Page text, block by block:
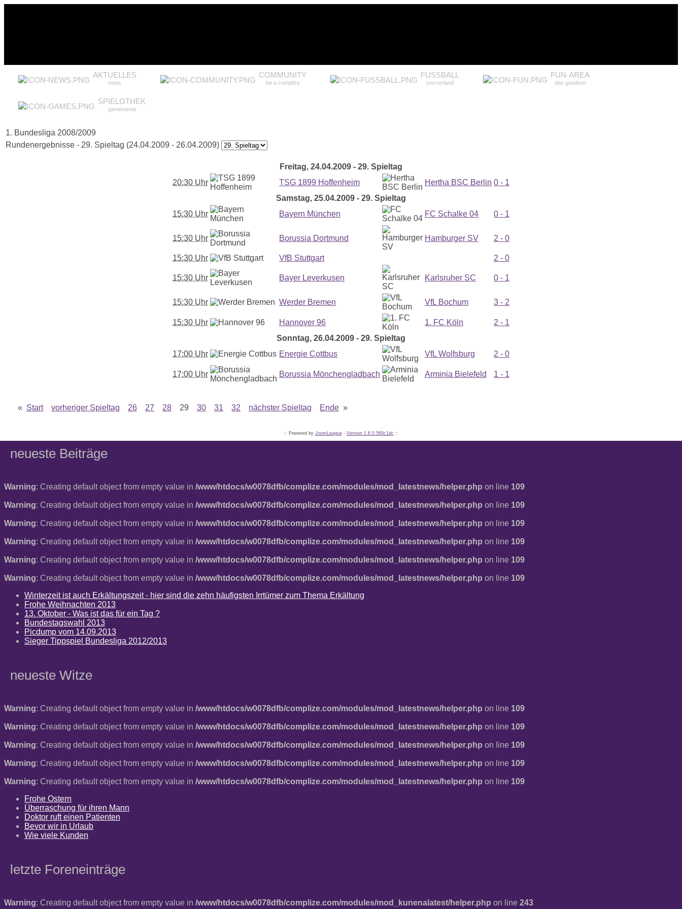
AKTUELLES
news
COMMUNITY
be a complize
FUSSBALL
soccerland
FUN-AREA
das gaudium
SPIELOTHEK
gamesarea
1. Bundesliga 2008/2009
Rundenergebnisse - 29. Spieltag (24.04.2009 - 26.04.2009)
Freitag, 24.04.2009 - 29. Spieltag
20:30 Uhr
TSG 1899 Hoffenheim Hertha BSC Berlin 0 - 1
Samstag, 25.04.2009 - 29. Spieltag
15:30 Uhr
Bayern München FC Schalke 04 0 - 1
15:30 Uhr Borussia Dortmund Hamburger SV 2 - 0
15:30 Uhr VfB Stuttgart 2 - 0
15:30 Uhr Bayer Leverkusen Karlsruher SC 0 - 1
15:30 Uhr Werder Bremen VfL Bochum 3 - 2
15:30 Uhr Hannover 96 1. FC Köln
2 - 1
Sonntag, 26.04.2009 - 29. Spieltag
17:00 Uhr
Energie Cottbus VfL Wolfsburg 2 - 0
17:00 Uhr Borussia Mönchengladbach Arminia Bielefeld 1 - 1
« Start vorheriger Spieltag 26 27 28 29 30 31 32 nächster Spieltag Ende »
:: Powered by JoomLeague- Version 1.6.0.560c1dc ::
neueste Beiträge
Warning: Creating default object from empty value in /www/htdocs/w0078dfb/complize.com/modules/mod_latestnews/helper.php on line 109
Warning: Creating default object from empty value in /www/htdocs/w0078dfb/complize.com/modules/mod_latestnews/helper.php on line 109
Warning: Creating default object from empty value in /www/htdocs/w0078dfb/complize.com/modules/mod_latestnews/helper.php on line 109
Warning: Creating default object from empty value in /www/htdocs/w0078dfb/complize.com/modules/mod_latestnews/helper.php on line 109
Warning: Creating default object from empty value in /www/htdocs/w0078dfb/complize.com/modules/mod_latestnews/helper.php on line 109
Warning: Creating default object from empty value in /www/htdocs/w0078dfb/complize.com/modules/mod_latestnews/helper.php on line 109
Winterzeit ist auch Erkältungszeit - hier sind die zehn häufigsten Irrtümer zum Thema Erkältung
Frohe Weihnachten 2013
13. Oktober - Was ist das für ein Tag ?
Bundestagswahl 2013
Picdump vom 14.09.2013
Sieger Tippspiel Bundesliga 2012/2013
neueste Witze
Warning: Creating default object from empty value in /www/htdocs/w0078dfb/complize.com/modules/mod_latestnews/helper.php on line 109
Warning: Creating default object from empty value in /www/htdocs/w0078dfb/complize.com/modules/mod_latestnews/helper.php on line 109
Warning: Creating default object from empty value in /www/htdocs/w0078dfb/complize.com/modules/mod_latestnews/helper.php on line 109
Warning: Creating default object from empty value in /www/htdocs/w0078dfb/complize.com/modules/mod_latestnews/helper.php on line 109
Warning: Creating default object from empty value in /www/htdocs/w0078dfb/complize.com/modules/mod_latestnews/helper.php on line 109
Frohe Ostern
Überraschung für ihren Mann
Doktor ruft einen Patienten
Bevor wir in Urlaub
Wie viele Kunden
letzte Foreneinträge
Warning: Creating default object from empty value in /www/htdocs/w0078dfb/complize.com/modules/mod_kunenalatest/helper.php on line 243